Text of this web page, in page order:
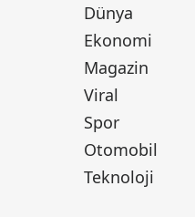
Dünya
Ekonomi
Magazin
Viral
Spor
Otomobil
Teknoloji